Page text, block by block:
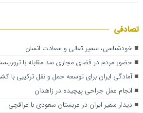
تصادفی
خودشناسی، مسیر تعالی و سعادت انسان
حضور مردم در فضای مجازی سد مقابله با
آمادگی ایران برای توسعه حمل و نقل ترکیبی با
انجام عمل جراحی پیچیده در زاهدان
دیدار سفیر ایران در عربستان سعودی با عراقچی